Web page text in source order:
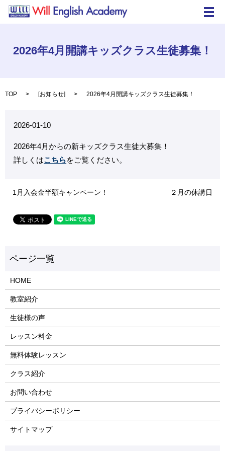
メ
2026年4月開講キッズクラス生徒募集！
TOP [お知らせ] 2026年4月開講キッズクラス生徒募集！
2026-01-10
2026年4月からの新キッズクラス生徒大募集！
詳しくはこちらをご覧ください。
1月入会金半額キャンペーン！ ２月の休講日
HOME
教室紹介
生徒様の声
レッスン料金
無料体験レッスン
クラス紹介
お問い合わせ
プライバシーポリシー
サイトマップ